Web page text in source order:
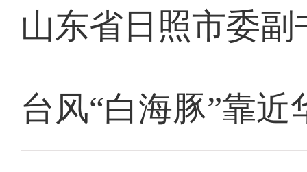
山东省日照市委
台风“白海豚”靠近